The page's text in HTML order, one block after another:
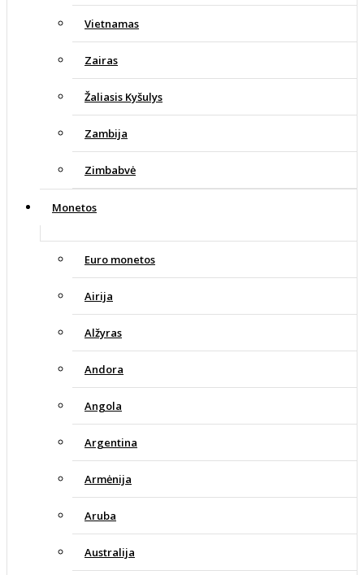
Vietnamas
Zairas
Žaliasis Kyšulys
Zambija
Zimbabvė
Monetos
Euro monetos
Airija
Alžyras
Andora
Angola
Argentina
Armėnija
Aruba
Australija